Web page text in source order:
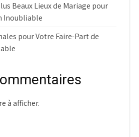
Beaux Lieux de Mariage pour
Inoubliable
pour Votre Faire-Part de
à afficher.